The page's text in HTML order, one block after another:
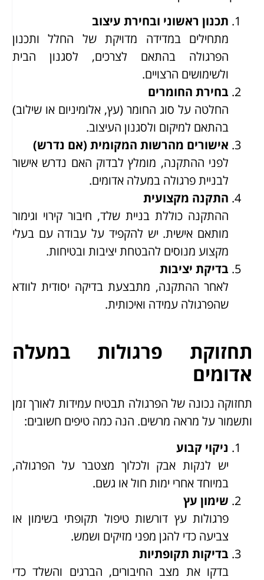
תכנון ראשוני ובחירת עיצוב
מתחילים במדידה מדויקת של החלל ותכנון
הפרגולה בהתאם לצרכים, לסגנון הבית
ולשימושים הרצויים.
בחירת החומרים
החלטה על סוג החומר (עץ, אלומיניום או שילוב)
בהתאם למיקום ולסגנון העיצוב.
אישורים מהרשות המקומית (אם נדרש)
לפני ההתקנה, מומלץ לבדוק האם נדרש אישור
לבניית פרגולה במעלה אדומים.
התקנה מקצועית
ההתקנה כוללת בניית שלד, חיבור קירוי וגימור
מותאם אישית. יש להקפיד על עבודה עם בעלי
מקצוע מנוסים להבטחת יציבות ובטיחות.
בדיקת יציבות
לאחר ההתקנה, מתבצעת בדיקה יסודית לוודא
שהפרגולה עמידה ואיכותית.
תחזוקת פרגולות במעלה
אדומים
תחזוקה נכונה של הפרגולה תבטיח עמידות לאורך זמן
ותשמור על מראה מרשים. הנה כמה טיפים חשובים:
ניקוי קבוע
יש לנקות אבק ולכלוך מצטבר על הפרגולה,
במיוחד אחרי ימות חול או גשם.
שימון עץ
פרגולות עץ דורשות טיפול תקופתי בשימון או
צביעה כדי להגן מפני מזיקים ושמש.
בדיקות תקופתיות
בדקו את מצב החיבורים, הברגים והשלד כדי